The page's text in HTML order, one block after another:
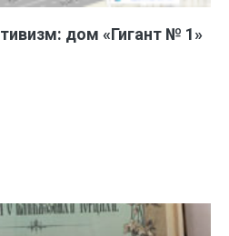
дом «Гигант № 1»